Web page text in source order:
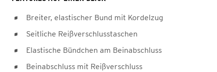
Breiter, elastischer Bund mit Kordelzug
Seitliche Reißverschlusstaschen
Elastische Bündchen am Beinabschluss
Beinabschluss mit Reißverschluss